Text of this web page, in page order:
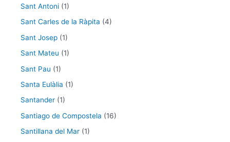
Sant Antoni (1)
Sant Carles de la Ràpita (4)
Sant Josep (1)
Sant Mateu (1)
Sant Pau (1)
Santa Eulàlia (1)
Santander (1)
Santiago de Compostela (16)
Santillana del Mar (1)